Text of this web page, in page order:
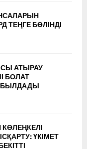
ТЕҢГЕ БӨЛІНДІ
АТЫРАУ
БОЛАТ
ҮКІМЕТ